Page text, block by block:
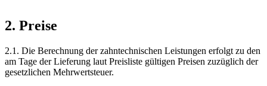
2. Preise
2.1. Die Berechnung der zahntechnischen Leistungen erfolgt zu den
am Tage der Lieferung laut Preisliste gültigen Preisen zuzüglich der
gesetzlichen Mehrwertsteuer.